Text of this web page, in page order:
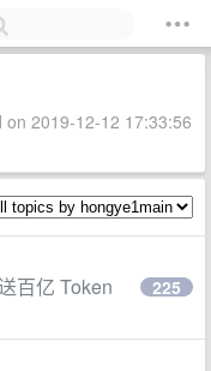
2019-12-12 17:33:56
百亿 Token 225